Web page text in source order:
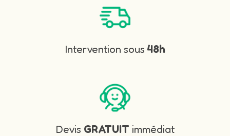
Intervention sous 48h
Devis GRATUIT immédiat